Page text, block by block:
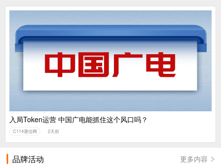
入局Token运营 中国广电能抓住这个风口吗？
C114通信网 2天前
品牌活动 更多内容